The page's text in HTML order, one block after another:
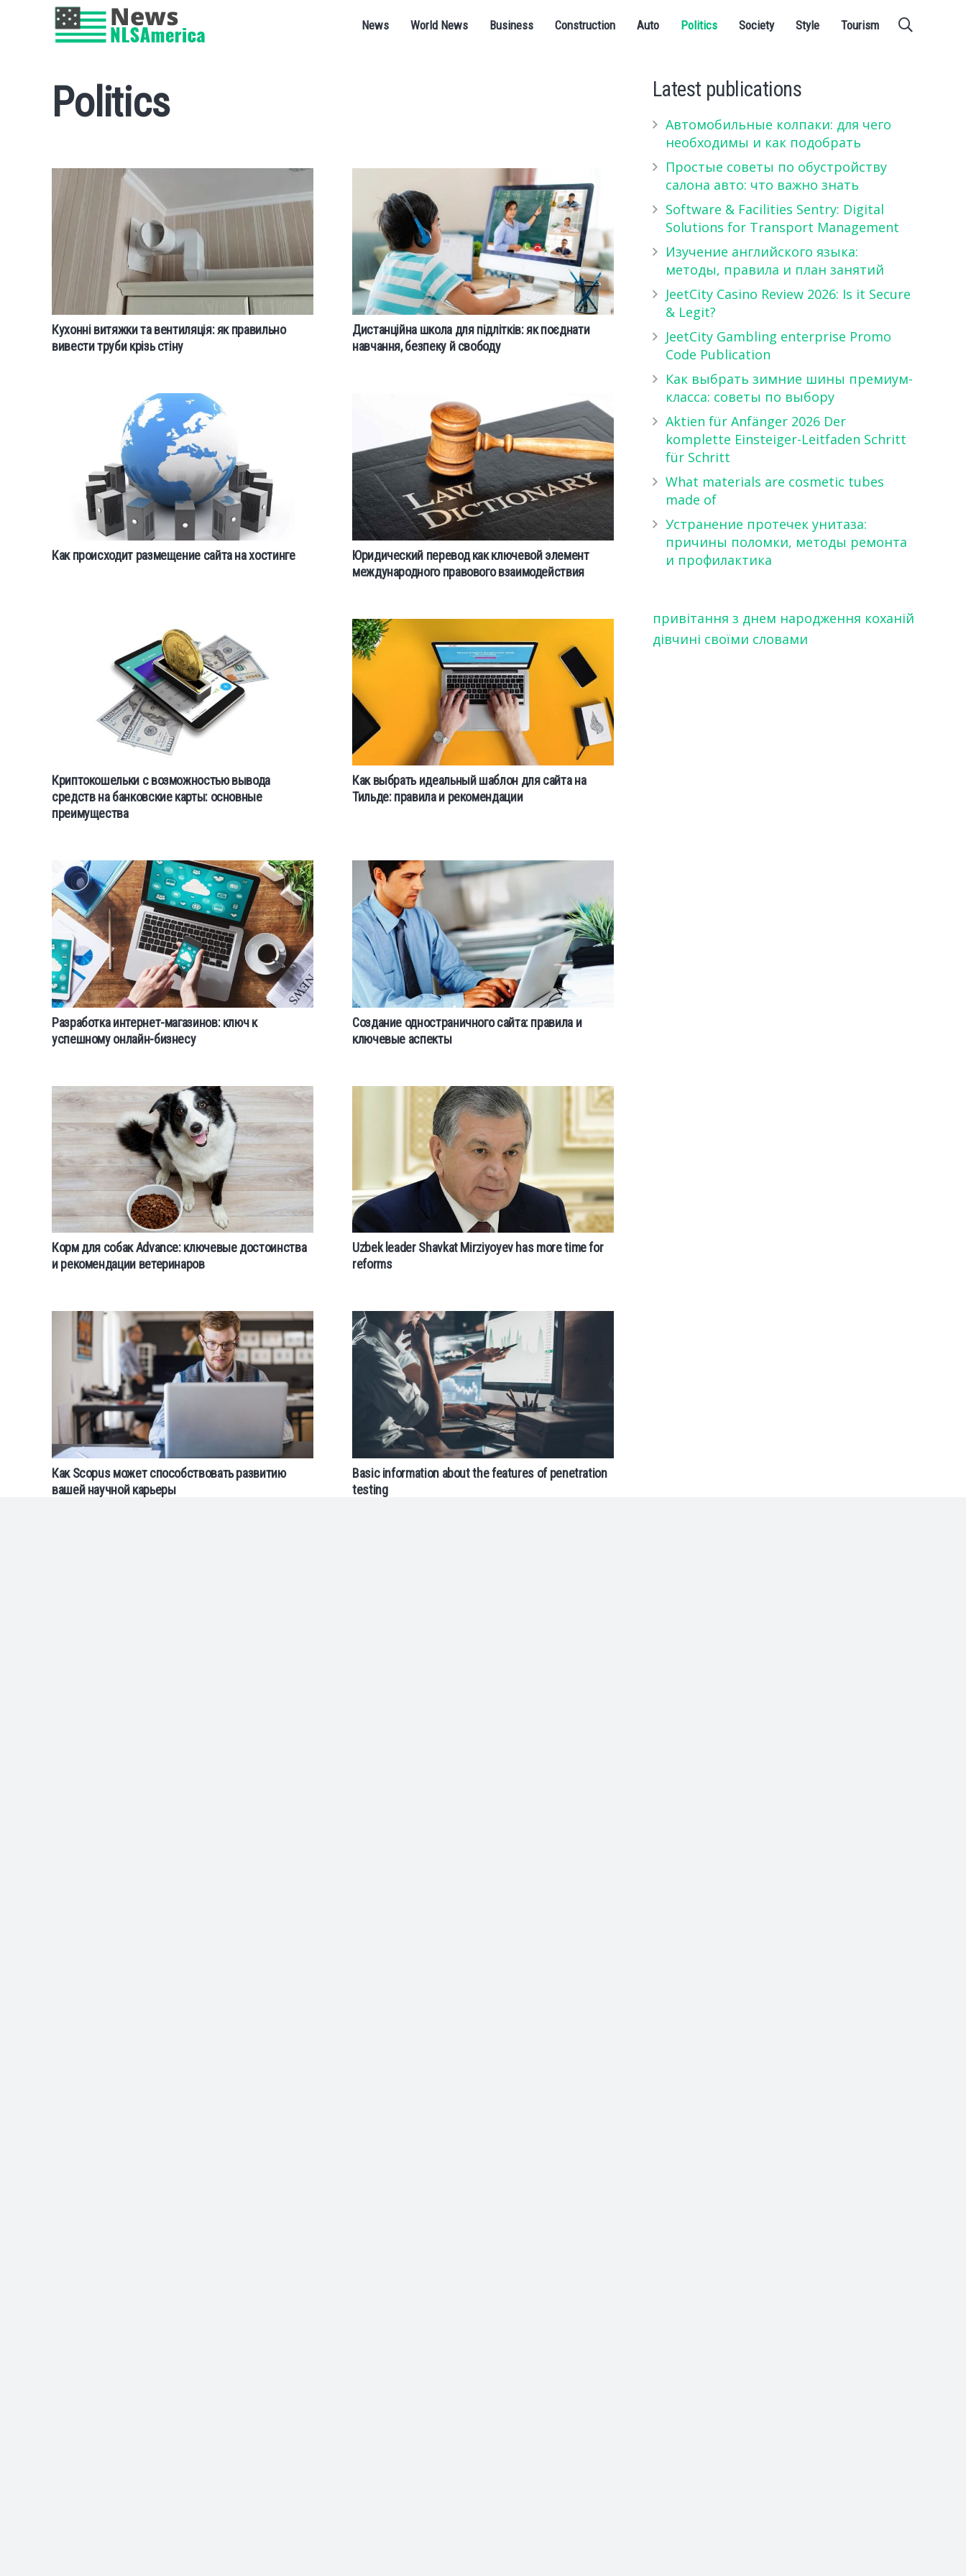
News World News Business Construction Auto Politics Society Style Tourism
Politics
Кухонні витяжки та вентиляція: як правильно
вивести труби крізь стіну
Дистанційна школа для підлітків: як поєднати
навчання, безпеку й свободу
Как происходит размещение сайта на хостинге
Юридический перевод как ключевой элемент
международного правового взаимодействия
Криптокошельки с возможностью вывода
средств на банковские карты: основные
преимущества
Как выбрать идеальный шаблон для сайта на
Тильде: правила и рекомендации
Разработка интернет-магазинов: ключ к
успешному онлайн-бизнесу
Создание одностраничного сайта: правила и
ключевые аспекты
Корм для собак Advance: ключевые достоинства
и рекомендации ветеринаров
Uzbek leader Shavkat Mirziyoyev has more time for
reforms
Как Scopus может способствовать развитию
вашей научной карьеры
Basic information about the features of penetration
testing
Latest publications
Автомобильные колпаки: для чего
необходимы и как подобрать
Простые советы по обустройству
салона авто: что важно знать
Software & Facilities Sentry: Digital
Solutions for Transport Management
Изучение английского языка:
методы, правила и план занятий
JeetCity Casino Review 2026: Is it Secure
& Legit?
JeetCity Gambling enterprise Promo
Code Publication
Как выбрать зимние шины премиум-
класса: советы по выбору
Aktien für Anfänger 2026 Der
komplette Einsteiger-Leitfaden Schritt
für Schritt
What materials are cosmetic tubes
made of
Устранение протечек унитаза:
причины поломки, методы ремонта
и профилактика
привітання з днем народження коханій
дівчині своїми словами